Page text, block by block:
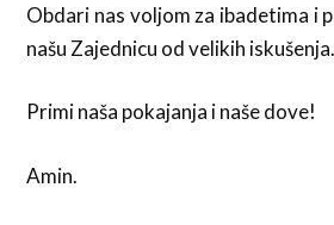
Obdari nas voljom za ibadetima i
našu Zajednicu od velikih iskušenja.
Primi naša pokajanja i naše dove!
Amin.